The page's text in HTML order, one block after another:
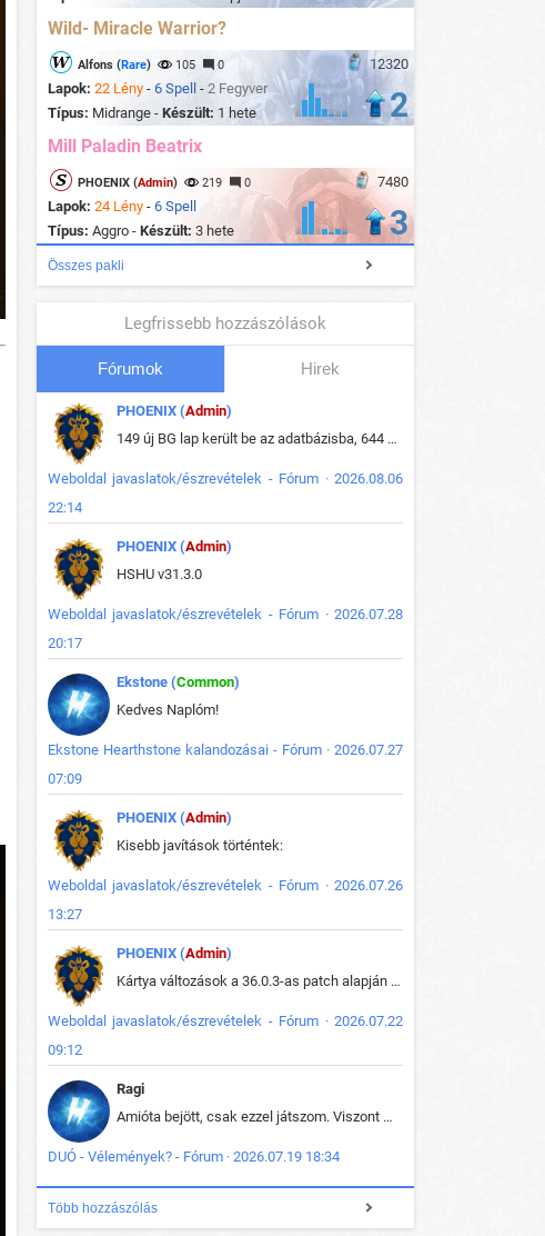
Wild- Miracle Warrior?
12320
Alfons (Rare) 105 0
Lapok: 22 Lény - 6 Spell - 2 Fegyver
Típus: Midrange - Készült: 1 hete 2
Mill Paladin Beatrix
7480
PHOENIX (Admin) 219 0
Lapok: 24 Lény - 6 Spell
Típus: Aggro - Készült: 3 hete 3
Összes pakli
Legfrissebb hozzászólások
Fórumok Hirek
PHOENIX (Admin)
149 új BG lap került be az adatbázisba, 644 db meglévő BG lap módosult, bekerültek az új képek a megváltozott lapokhoz is.
Weboldal javaslatok/észrevételek - Fórum · 2026.08.06
22:14
PHOENIX (Admin)
HSHU v31.3.0
Weboldal javaslatok/észrevételek - Fórum · 2026.07.28
20:17
Ekstone (Common)
Kedves Naplóm!
Ekstone Hearthstone kalandozásai - Fórum · 2026.07.27
07:09
PHOENIX (Admin)
Kisebb javítások történtek:
Weboldal javaslatok/észrevételek - Fórum · 2026.07.26
13:27
PHOENIX (Admin)
Kártya változások a 36.0.3-as patch alapján frissítve az adatbázisban (képek is cserélve).
Weboldal javaslatok/észrevételek - Fórum · 2026.07.22
09:12
Ragi
Amióta bejött, csak ezzel játszom. Viszont mint minden más - akár az alapjáték is, ez is baromira összetett lett. Néha már pár kör után is esélytelen az egész. Vagy irreállisan túltápol valaki, vagy lelép a partner, vagy csak hülye mint a segg. És amikor eljönne az én időm, na akkor jön el mindenki másé is. Engem jobban érdekelne, hogy ki milyen ratingen szokott játszani. Na ez lenne egy érdekes adat.
DUÓ - Vélemények? - Fórum · 2026.07.19 18:34
Több hozzászólás